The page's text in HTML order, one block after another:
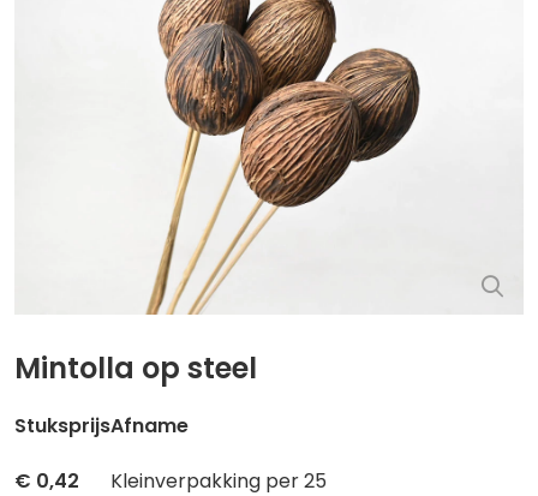
Mintolla op steel
Stuksprijs
€ 0,42
Afname
Kleinverpakking per 25